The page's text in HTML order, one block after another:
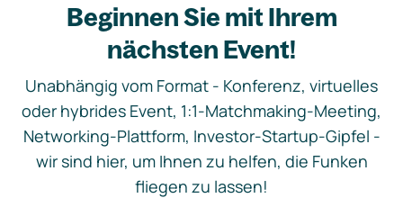
Beginnen Sie mit Ihrem
nächsten Event!
Unabhängig vom Format - Konferenz, virtuelles
oder hybrides Event, 1:1-Matchmaking-Meeting,
Networking-Plattform, Investor-Startup-Gipfel -
wir sind hier, um Ihnen zu helfen, die Funken
fliegen zu lassen!